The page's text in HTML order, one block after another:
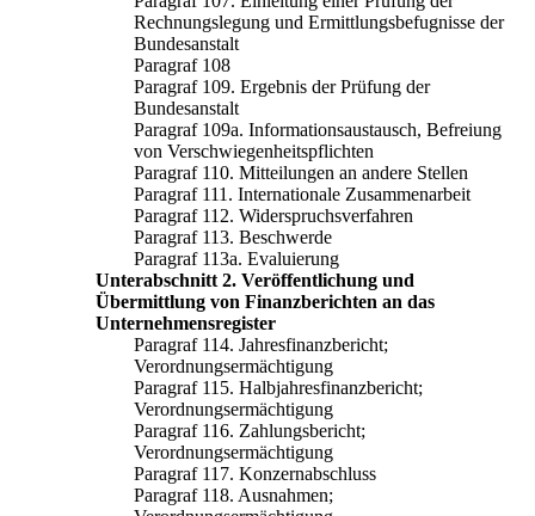
Rechnungslegung und Ermittlungsbefugnisse der
Bundesanstalt
Paragraf 108
Paragraf 109. Ergebnis der Prüfung der
Bundesanstalt
Paragraf 109a. Informationsaustausch, Befreiung
von Verschwiegenheitspflichten
Paragraf 110. Mitteilungen an andere Stellen
Paragraf 111. Internationale Zusammenarbeit
Paragraf 112. Widerspruchsverfahren
Paragraf 113. Beschwerde
Paragraf 113a. Evaluierung
Unterabschnitt 2. Veröffentlichung und
Übermittlung von Finanzberichten an das
Unternehmensregister
Paragraf 114. Jahresfinanzbericht;
Verordnungsermächtigung
Paragraf 115. Halbjahresfinanzbericht;
Verordnungsermächtigung
Paragraf 116. Zahlungsbericht;
Verordnungsermächtigung
Paragraf 117. Konzernabschluss
Paragraf 118. Ausnahmen;